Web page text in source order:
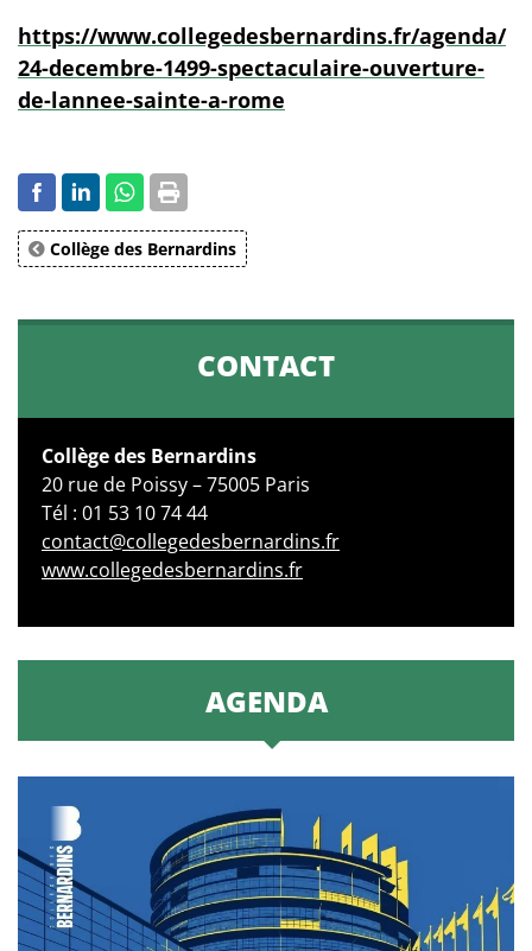
https://www.collegedesbernardins.fr/agenda/
24-decembre-1499-spectaculaire-ouverture-
de-lannee-sainte-a-rome
Collège des Bernardins
CONTACT
Collège des Bernardins
20 rue de Poissy – 75005 Paris
Tél : 01 53 10 74 44
contact@collegedesbernardins.fr
www.collegedesbernardins.fr
AGENDA